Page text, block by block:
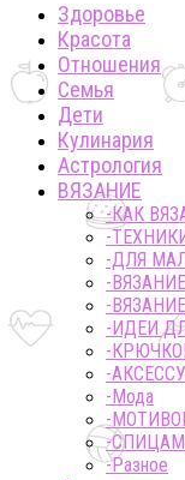
Здоровье
Красота
Отношения
Семья
Дети
Кулинария
Астрология
ВЯЗАНИЕ
-КАК
-
-ДЛЯ
-
-
-ИДЕИ
-
-
-Мода
-
-
-Разное